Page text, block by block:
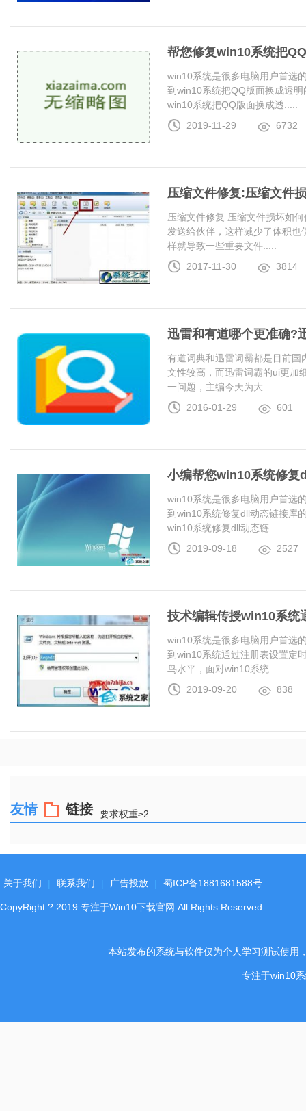
帮您修复win10系统把
win10系统是很多电脑用户首选
到win10系统把QQ版面换成透
win10系统把QQ版面换成透.....
2019-11-29
6732
压缩文件修复:压缩文件
压缩文件修复:压缩文件损坏如
发送给伙伴，这样减少了体积
样就导致一些重要文件.....
2017-11-30
3814
迅雷和有道哪个更准确?
有道词典和迅雷词霸都是目前
文性较高，而迅雷词霸的ui更加
一问题，主编今天为大.....
2016-01-29
601
小编帮您win10系统修复
win10系统是很多电脑用户首选
到win10系统修复dll动态链接库
win10系统修复dll动态链.....
2019-09-18
2527
技术编辑传授win10系统
win10系统是很多电脑用户首选
到win10系统通过注册表设置定
鸟水平，面对win10系统.....
2019-09-20
838
友情 链接 要求权重≥2
关于我们 联系我们 广告投放 蜀ICP备1881681588号
CopyRight ? 2019 专注于Win10下载官网 All Rights Reserved.
本站发布的系统与软件仅为个人学习测试使用
专注于win10